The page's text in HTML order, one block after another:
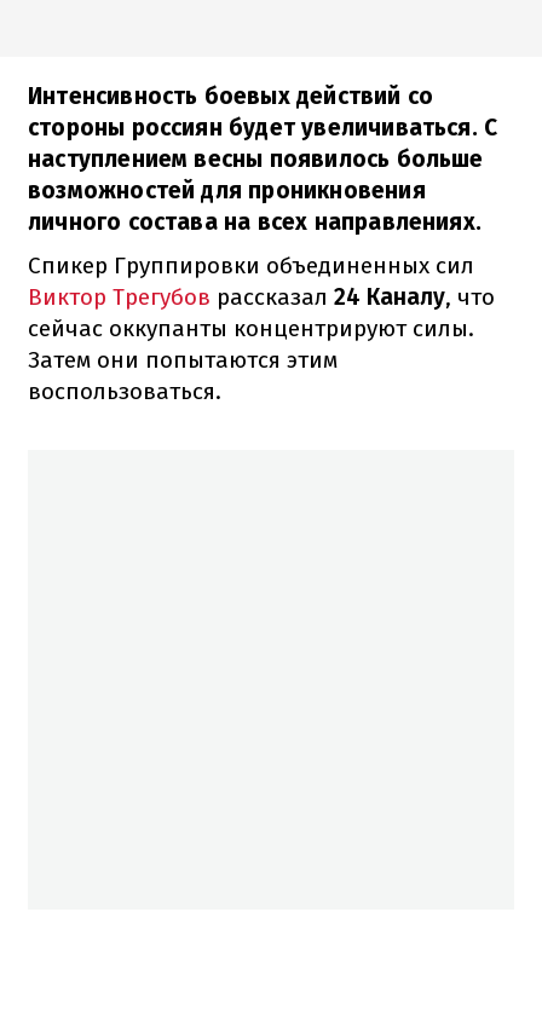
Интенсивность боевых действий со
стороны россиян будет увеличиваться. С
наступлением весны появилось больше
возможностей для проникновения
личного состава на всех направлениях.
Спикер Группировки объединенных сил
Виктор Трегубов рассказал 24 Каналу, что
сейчас оккупанты концентрируют силы.
Затем они попытаются этим
воспользоваться.